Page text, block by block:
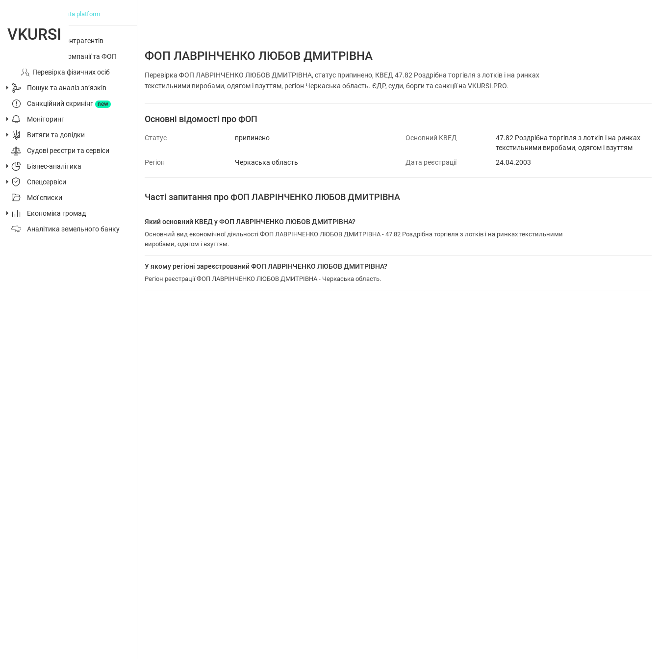
big data platform
Перевірка контрагентів
Досьє на компанії та ФОП
Перевірка фізичних осіб
Пошук та аналіз звʼязків
Санкційний скринінг
new
Моніторинг
Витяги та довідки
Судові реєстри та сервіси
Бізнес-аналітика
Спецсервіси
Мої списки
Економіка громад
Аналітика земельного банку
ФОП ЛАВРІНЧЕНКО ЛЮБОВ ДМИТРІВНА
Перевірка ФОП ЛАВРІНЧЕНКО ЛЮБОВ ДМИТРІВНА, статус припинено, КВЕД 47.82 Роздрібна торгівля з лотків і на ринках
текстильними виробами, одягом і взуттям, регіон Черкаська область. ЄДР, суди, борги та санкції на VKURSI.PRO.
Основні відомості про ФОП
Статус припинено Основний КВЕД
47.82 Роздрібна торгівля з лотків і на ринках
текстильними виробами, одягом і взуттям
Регіон
Черкаська область Дата реєстрації 24.04.2003
Часті запитання про ФОП ЛАВРІНЧЕНКО ЛЮБОВ ДМИТРІВНА
Який основний КВЕД у ФОП ЛАВРІНЧЕНКО ЛЮБОВ ДМИТРІВНА?
Основний вид економічної діяльності ФОП ЛАВРІНЧЕНКО ЛЮБОВ ДМИТРІВНА - 47.82 Роздрібна торгівля з лотків і на ринках текстильними
виробами, одягом і взуттям.
У якому регіоні зареєстрований ФОП ЛАВРІНЧЕНКО ЛЮБОВ ДМИТРІВНА?
Регіон реєстрації ФОП ЛАВРІНЧЕНКО ЛЮБОВ ДМИТРІВНА - Черкаська область.
VKURSI